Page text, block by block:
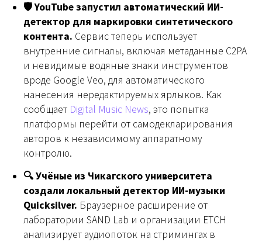
🛡 YouTube запустил автоматический ИИ-
детектор для маркировки синтетического
контента. Сервис теперь использует
внутренние сигналы, включая метаданные C2PA
и невидимые водяные знаки инструментов
вроде Google Veo, для автоматического
нанесения нередактируемых ярлыков. Как
сообщает Digital Music News, это попытка
платформы перейти от самодекларирования
авторов к независимому аппаратному
контролю.
🔍 Учёные из Чикагского университета
создали локальный детектор ИИ-музыки
Quicksilver. Браузерное расширение от
лаборатории SAND Lab и организации ETCH
анализирует аудиопоток на стримингах в